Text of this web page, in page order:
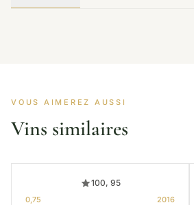
VOUS AIMEREZ AUSSI
Vins similaires
100, 95
0,75 2016